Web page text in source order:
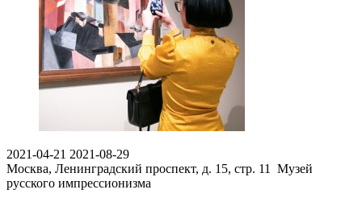
2021-04-21 2021-08-29
Москва, Ленинградский проспект, д. 15, стр. 11
Музей
русского импрессионизма